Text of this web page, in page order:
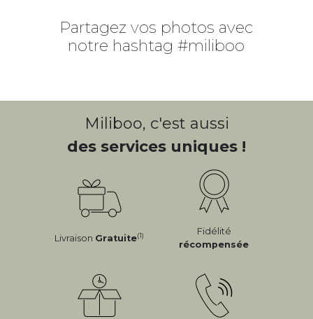
Partagez vos photos avec
notre hashtag #miliboo
Miliboo, c'est aussi
des services uniques !
Livraison Gratuite(1)
Fidélité
récompensée